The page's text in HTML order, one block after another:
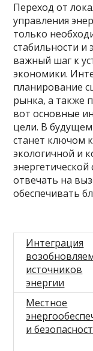
Переход от
управления
только
стабильности и
важный шаг к
экономики.
планирование
рынка, а также
вот основные
цели. В
станет ключом
экологичной и
отвечать на
обеспечивать
Интеграция
источников
энергии
Местное
и